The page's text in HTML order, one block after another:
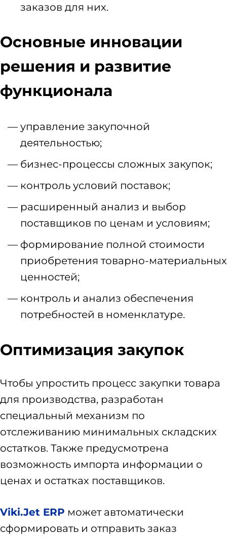
заказов для них.
Основные инновации
решения и развитие
функционала
управление закупочной
деятельностью;
бизнес-процессы сложных закупок;
контроль условий поставок;
расширенный анализ и выбор
поставщиков по ценам и условиям;
формирование полной стоимости
приобретения товарно-материальных
ценностей;
контроль и анализ обеспечения
потребностей в номенклатуре.
Оптимизация закупок
Чтобы упростить процесс закупки товара
для производства, разработан
специальный механизм по
отслеживанию минимальных складских
остатков. Также предусмотрена
возможность импорта информации о
ценах и остатках поставщиков.
Viki.Jet ERP может автоматически
сформировать и отправить заказ